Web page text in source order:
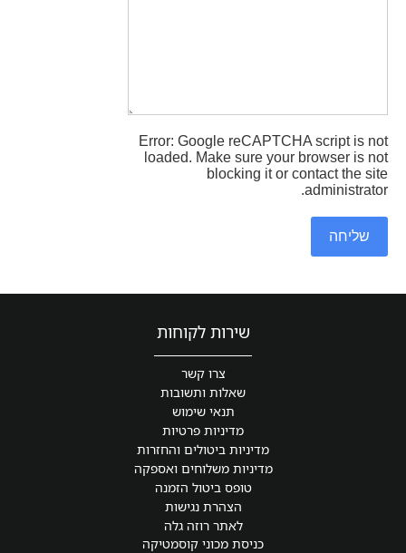
Error: Google reCAPTCHA script is not
loaded. Make sure your browser is not
blocking it or contact the site
administrator.
שליחה
שירות לקוחות
צרו קשר
שאלות ותשובות
תנאי שימוש
מדיניות פרטיות
מדיניות ביטולים והחזרות
מדיניות משלוחים ואספקה
טופס ביטול הזמנה
הצהרת נגישות
לאתר רוזה גלה
כניסת מכוני קוסמטיקה